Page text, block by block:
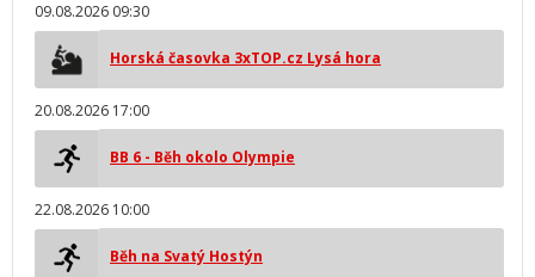
09.08.2026 09:30
Horská časovka 3xTOP.cz Lysá hora
20.08.2026 17:00
BB 6 - Běh okolo Olympie
22.08.2026 10:00
Běh na Svatý Hostýn